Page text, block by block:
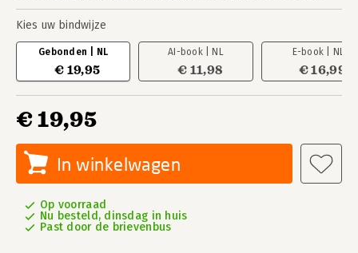
Kies uw bindwijze
Gebonden | NL
€ 19,95
AI-book | NL
€ 11,98
E-book | NL
€ 16,99
€ 19,95
In winkelwagen
Op voorraad
Nu besteld, dinsdag in huis
Past door de brievenbus